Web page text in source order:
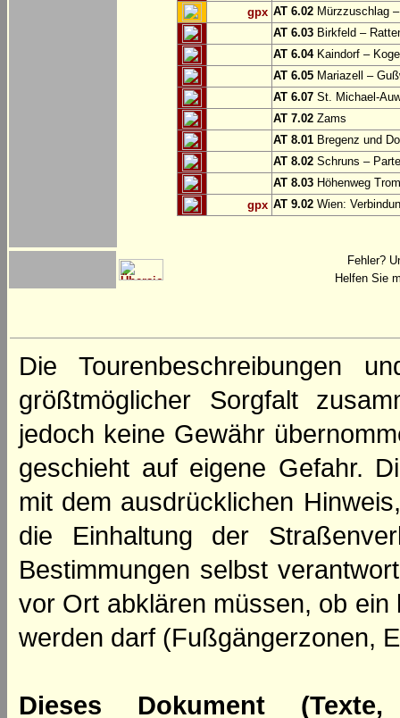
gpx AT 6.02 Mürzzuschlag
AT 6.03 Birkfeld –
AT 6.04Kaindorf –
AT 6.05 Mariazell –
AT 6.07 St. Michael-
AT 7.02 Zams
AT 8.01 Bregenz und
AT 8.02 Schruns –
AT 8.03 Höhenweg
gpx AT 9.02 Wien:
Fehler?
Helfen Sie
Die Tourenbeschreibungen
größtmöglicher Sorgfalt
jedoch keine Gewähr
geschieht auf eigene Gefahr.
mit dem ausdrücklichen
die Einhaltung der
Bestimmungen selbst
vor Ort abklären müssen, ob
werden darf (Fußgängerzonen,
Dieses Dokument